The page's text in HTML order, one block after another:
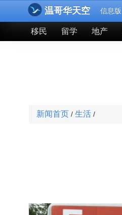
温哥华天空 信息版
移民 留学 地产
新闻首页 / 生活 /